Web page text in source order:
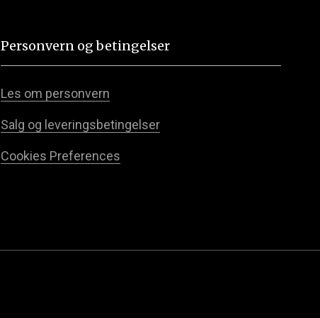
Personvern og betingelser
Les om personvern
Salg og leveringsbetingelser
Cookies Preferences